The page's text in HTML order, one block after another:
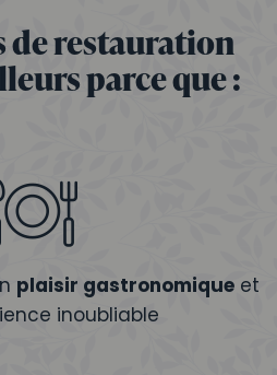
de restauration
parce que :
plaisir gastronomiqueet
inoubliable